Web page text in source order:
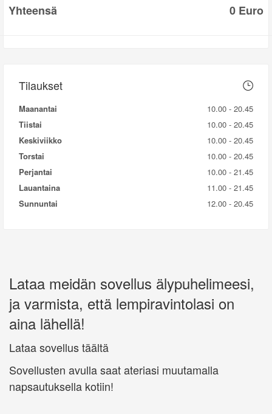
Yhteensä 0 Euro
Tilaukset
Maanantai
10.00 - 20.45
Tiistai
10.00 - 20.45
Keskiviikko
10.00 - 20.45
Torstai
10.00 - 20.45
Perjantai
10.00 - 21.45
Lauantaina
11.00 - 21.45
Sunnuntai
12.00 - 20.45
Lataa meidän sovellus älypuhelimeesi,
ja varmista, että lempiravintolasi on
aina lähellä!
Lataa sovellus täältä
Sovellusten avulla saat ateriasi muutamalla
napsautuksella kotiin!